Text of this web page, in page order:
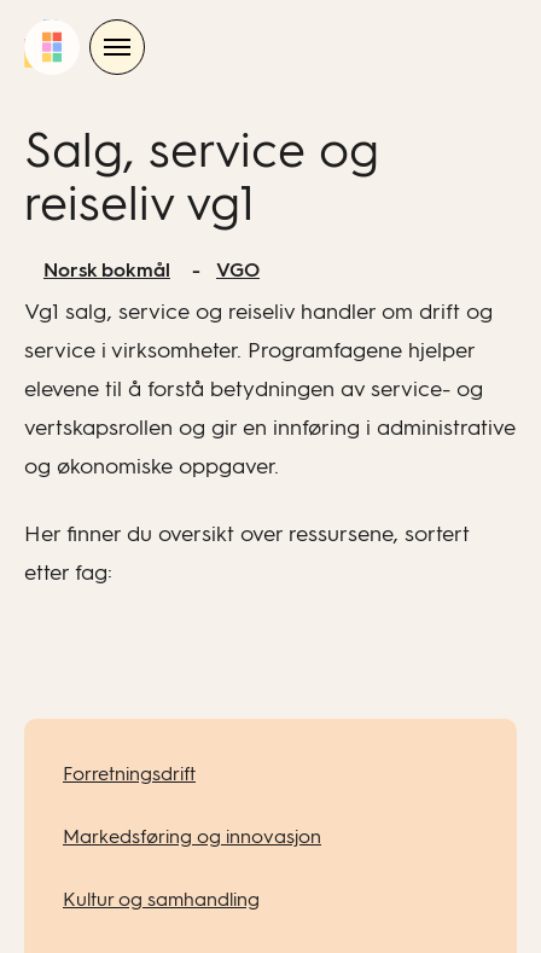
Salg, service og
reiseliv vg1
Norsk bokmål VGO
Vg1 salg, service og reiseliv handler om drift og
service i virksomheter. Programfagene hjelper
elevene til å forstå betydningen av service- og
vertskapsrollen og gir en innføring i administrative
og økonomiske oppgaver.
Her finner du oversikt over ressursene, sortert
etter fag:
Forretningsdrift
Markedsføring og innovasjon
Kultur og samhandling